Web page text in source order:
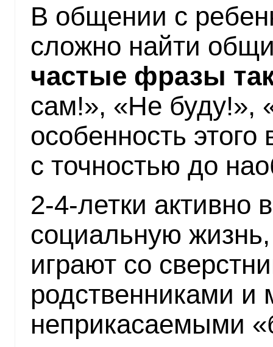
В общении с
сложно найти
частые фразы
сам!», «Не буду!»,
особенность
с точностью до
2-4-летки активно
социальную
играют со
родственниками и
неприкасаемыми